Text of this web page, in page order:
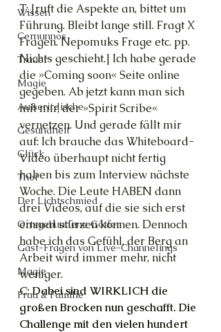
Wissen
Cernunnos
Trauer
Magie
Außerirdische
Gesundheit
Glück
Thot
Der Lichtschmied
Ortsgebundene Götter
Gast-Fragen von Live-Channelings
Magie
Frau & Familie
T: [ruft die Aspekte an, bittet um
Führung. Bleibt lange still. Fragt X
Fragen. Nepomuks Frage etc. pp.
Nichts geschieht.] Ich habe gerade
die »Coming soon« Seite online
gegeben. Ab jetzt kann man sich
mit mir, der »Spirit Scribe«
vernetzen. Und gerade fällt mir
auf: Ich brauche das Whiteboard-
Video überhaupt nicht fertig
haben bis zum Interview nächste
Woche. Die Leute HABEN dann
drei Videos, auf die sie sich erst
einmal stürzen können. Dennoch
habe ich das Gefühl, der Berg an
Arbeit wird immer mehr, nicht
weniger.
C: Dabei sind WIRKLICH die
großen Brocken nun geschafft. Die
Challenge mit den vielen hundert